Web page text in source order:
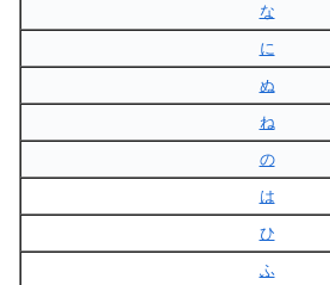
な
に
ぬ
ね
の
は
ひ
ふ